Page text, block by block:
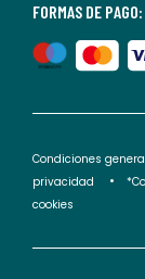
FORMAS DE PAGO:
Condiciones
privacidad
cookies